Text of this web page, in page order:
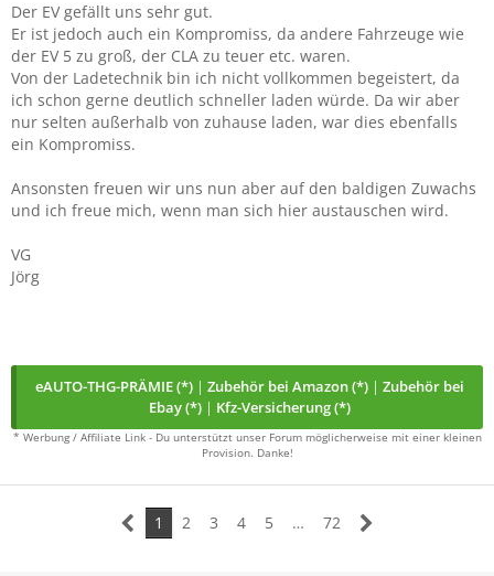
Der EV gefällt uns sehr gut.
Er ist jedoch auch ein Kompromiss, da andere Fahrzeuge wie
der EV 5 zu groß, der CLA zu teuer etc. waren.
Von der Ladetechnik bin ich nicht vollkommen begeistert, da
ich schon gerne deutlich schneller laden würde. Da wir aber
nur selten außerhalb von zuhause laden, war dies ebenfalls
ein Kompromiss.
Ansonsten freuen wir uns nun aber auf den baldigen Zuwachs
und ich freue mich, wenn man sich hier austauschen wird.
VG
Jörg
eAUTO-THG-PRÄMIE (*) | Zubehör bei Amazon (*) | Zubehör bei
Ebay (*) | Kfz-Versicherung (*)
* Werbung / Affiliate Link - Du unterstützt unser Forum möglicherweise mit einer kleinen
Provision. Danke!
1 2 3 4 5 … 72